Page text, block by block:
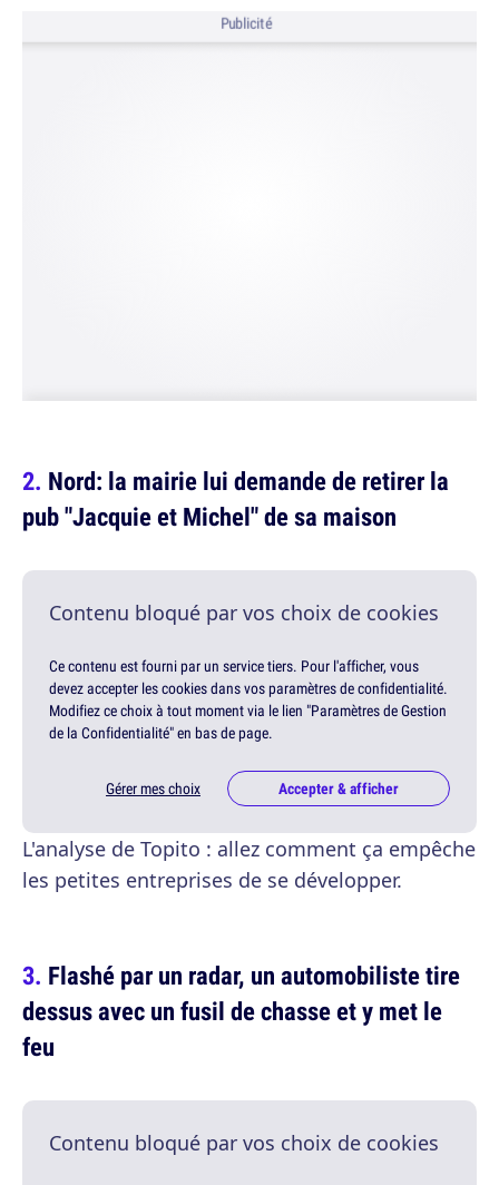
Publicité
Nord: la mairie lui demande de retirer la
pub "Jacquie et Michel" de sa maison
Contenu bloqué par vos choix de cookies
Ce contenu est fourni par un service tiers. Pour l'afficher, vous
devez accepter les cookies dans vos paramètres de confidentialité.
Modifiez ce choix à tout moment via le lien "Paramètres de Gestion
de la Confidentialité" en bas de page.
Gérer mes choix Accepter & afficher
L'analyse de Topito : allez comment ça empêche
les petites entreprises de se développer.
Flashé par un radar, un automobiliste tire
dessus avec un fusil de chasse et y met le
feu
Contenu bloqué par vos choix de cookies